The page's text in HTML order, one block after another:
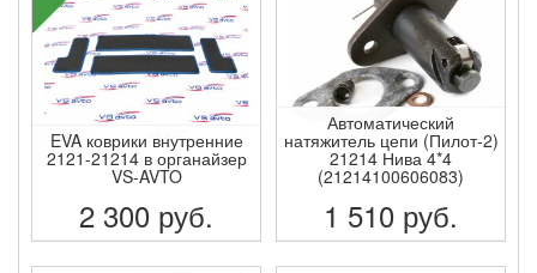
EVA коврики внутренние
2121-21214 в органайзер
VS-AVTO
2 300 руб.
Автоматический
натяжитель цепи (Пилот-2)
21214 Нива 4*4
(21214100606083)
1 510 руб.